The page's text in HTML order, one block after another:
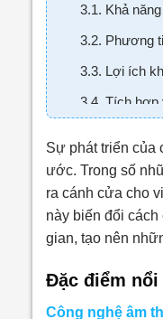
3.1. Khả
3.2. Phương
3.3. Lợi ích
3.4. Tích hợp
Sự phát triển của
ước. Trong số
ra cánh cửa cho
này biến đổi
gian, tạo nên
Đặc điểm nổi
Công nghệ âm